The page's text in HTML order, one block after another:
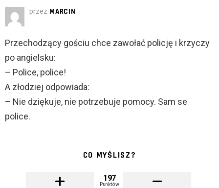
przez MARCIN
Przechodzący gościu chce zawołać policję i krzyczy
po angielsku:
– Police, police!
A złodziej odpowiada:
– Nie dziękuje, nie potrzebuje pomocy. Sam se
police.
CO MYŚLISZ?
197
Punktów